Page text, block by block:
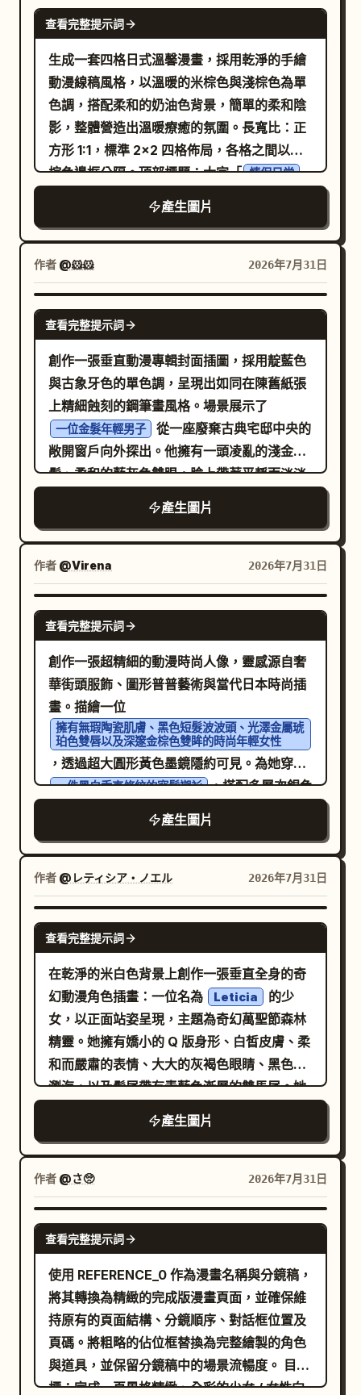
高調照明，半透明全息疊加，玻璃擬態面板，
無襯線 UI 文字與巨大的發光草寫標題。在畫面
中加入漂浮的水晶碎片與花瓣；在上方/右側區
域使用精確 3 個顯眼的青色水晶碎片，並以許
多細小的粉色花瓣與閃光作為氛圍裝飾。 限
制：保持角色為清晰的視覺焦點，避免深沉厚
重的顏色，所有文字需像真實的日本偶像單曲
海報一樣整合，保留個人資料行數、曲目數、
播放器按鈕數、巡演站點數與花卉群組數的精
GPT IMAGE 2
查看完整提示詞
生成一套四格日式溫馨漫畫，採用乾淨的手繪
動漫線稿風格，以溫暖的米棕色與淺棕色為單
色調，搭配柔和的奶油色背景，簡單的柔和陰
影，整體營造出溫暖療癒的氛圍。長寬比：正
方形 1:1，標準 2x2 四格佈局，各格之間以細
棕色邊框分隔。頂部標題：大字「 情侶日常
」，兩側各有一個小愛心，呈現手寫深棕色質
感。 [四格內容] 第 1 格：年輕亞洲情侶的站立
肖像。 男子 站在 女子 身後，雙手輕放在她
的肩膀上，兩人皆對著鏡頭微笑。 第 2 格：情
侶坐在舒適的室內，雙手捧著馬克杯，相視而
笑。女子上方有一個清晰的中文對話框：「謝
謝你一直陪伴著我。」白色圓角對話框，清晰
的黑色文字。 第 3 格：情侶在廚房一起做飯。
並肩站在爐台前，男子攪拌著鍋子，女子在旁
協助，表情專注且幸福。 第 4 格：情侶緊緊相
擁。男子低頭輕吻女子的額頭，女子閉眼微
笑。 [角色一致性強制要求] 兩個角色在第 1 格
到第 4 格中必須保持完全相同的臉型、髮型、
服裝與身體比例。嚴禁角色特徵偏移。 男子：
短髮，外貌溫柔，穿著簡單的毛衣或襯衫。 女
子：中長髮，外貌溫柔，穿著居家風格服裝。
[風格與質感] 乾淨的手繪動漫線稿，單色溫暖
米棕色 + 淺棕色 + 奶油白，簡單陰影，呈現如
日式生活漫畫或療癒插畫的質感。 [文字要求]
對話框中的中文必須正確、清晰，不得出現亂
色彩、複雜背景、角色臉部崩壞、亂碼文字、
廉價貼紙感。
產生圖片
作者 @🐹🐹 2026年7月31日
GPT IMAGE 2
查看完整提示詞
創作一張垂直動漫專輯封面插圖，採用靛藍色
與古象牙色的單色調，呈現出如同在陳舊紙張
上精細蝕刻的鋼筆畫風格。場景展示了
一位金髮年輕男子
從一座廢棄古典宅邸中央的
敞開窗戶向外探出。他擁有一頭凌亂的淺金
髮、柔和的藍灰色雙眼，臉上帶著平靜而淡淡
的微笑，一隻手托著臉頰，另一隻手臂交疊在
窗台上。為他穿上一套整潔的深色三件式西
裝，搭配白色襯衫與領帶，優雅中帶著些許憂
鬱。宅邸外觀對稱且細節豐富：頂部有帶小尖
塔的三角楣飾、華麗的簷口、高大的矩形窗
框、風化的石材或磚塊紋理，以及兩扇用對角
木板封住的側窗。敞開的中央窗戶透出昏暗的
室內，隱約可見吊燈與老舊房間的細節。建築
周圍環繞著茂密的深色枝葉，並在左、右及底
部邊緣形成框架。屋頂上方放置一輪明亮的滿
月，周圍環繞著深藍色星空中的縷縷雲彩。運
用細膩的交叉排線、精緻的建築線條、細微的
紙張紋理、高對比的月光，營造出浪漫的哥德
式氛圍。畫面中不包含任何標題文字、標誌或
浮水印；構圖為 9:16 的封面圖像，角色置於
產生圖片
作者 @Virena 2026年7月31日
GPT IMAGE 2
查看完整提示詞
創作一張超精細的動漫時尚人像，靈感源自奢
華街頭服飾、圖形普普藝術與當代日本時尚插
畫。描繪一位
擁有無瑕陶瓷肌膚、黑色短髮波波頭、光澤金屬琥
珀色雙唇以及深邃金棕色雙眸的時尚年輕女性
，透過超大圓形黃色墨鏡隱約可見。為她穿上
一件黑白垂直條紋的寬鬆襯衫 ，搭配多層次銀色
項鍊、俐落的黑色頸圈以及優雅的幾何水晶耳
環。最後戴上一頂印有藝術噴漆圖案的黑黃條
紋棒球帽。讓她以放鬆的三分之二近景姿勢，
置身於
以大膽黃色幾何面板與噴漆點綴的乾淨白色背景
前。運用高調攝影棚燈光、頂級賽璐珞陰影、
完美的線條勾勒、圖形化編輯構圖、鮮明的黑
白對比與亮黃色高光，呈現 8K 超高畫質的插
畫質感。
產生圖片
作者 @レティシア・ノエル 2026年7月31日
GPT IMAGE 2
查看完整提示詞
在乾淨的米白色背景上創作一張垂直全身的奇
幻動漫角色插畫：一位名為
Leticia
的少
女，以正面站姿呈現，主題為奇幻萬聖節森林
精靈。她擁有嬌小的 Q 版身形、白皙皮膚、柔
和而嚴肅的表情、大大的灰褐色眼睛、黑色短
瀏海，以及髮尾帶有青藍色漸層的雙馬尾。她
戴著超大款未來感黑色貓耳耳機，耳機上有發
光的青色三角形燈飾與青色圓環裝飾。她的服
裝是一件精緻的多層次斗篷，配色為
奶油色、焦橙色、黑色與柔和青色
，裝飾著拼布
三角形、小幽靈、骷髏、星星、縫線、流蘇、
珠子、吊飾，領口處有一個巨大的橙色蝴蝶
結；內搭深色裙子、黑奶油條紋大腿襪，以及
腳穿厚實的棕色冒險靴，靴尖上有橙色小生物
的臉。她左手握著一根彎曲的枯樹枝法杖；杖
上懸掛著 3 個清晰可見的物品：一個小骷髏吊
牌、一個發出藍綠色光芒的金屬燈籠，以及一
個懸掛的小鈴鐺或裝飾品。法杖頂端棲息著 1
隻貓頭鷹般的奇幻生物，擁有圓圓的橙色眼
產生圖片
作者 @さ🥺 2026年7月31日
GPT IMAGE 2
查看完整提示詞
使用 REFERENCE_0 作為漫畫名稱與分鏡稿，
將其轉換為精緻的完成版漫畫頁面，並確保維
持原有的頁面結構、分鏡順序、對話框位置及
頁碼。將粗略的佔位框替換為完整繪製的角色
與道具，並保留分鏡稿中的場景流暢度。 目
標：完成一頁風格精緻、全彩的少女 / 女性向